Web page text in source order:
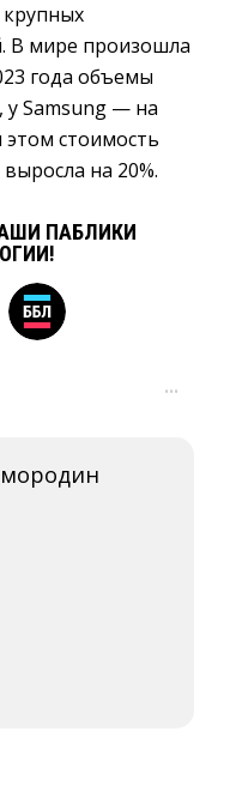
В мире произошла
года объемы
у Samsung — на
этом стоимость
на 20%.
ПАБЛИКИ
···